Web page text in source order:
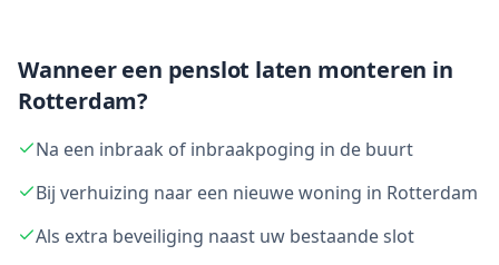
Wanneer een penslot laten monteren in
Rotterdam?
Na een inbraak of inbraakpoging in de buurt
Bij verhuizing naar een nieuwe woning in Rotterdam
Als extra beveiliging naast uw bestaande slot